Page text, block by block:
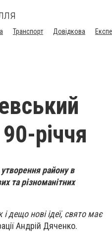
Транспорт Довідкова
річчя
району в
та різноманітних
дещо нові ідеї, свято має
Андрій Дяченко.